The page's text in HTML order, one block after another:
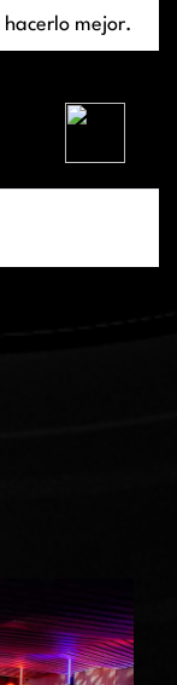
mejor.